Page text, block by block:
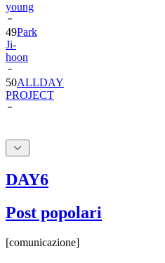
49Park
Ji-
hoon
50ALLDAY
PROJECT
DAY6
Post popolari
[comunicazione]